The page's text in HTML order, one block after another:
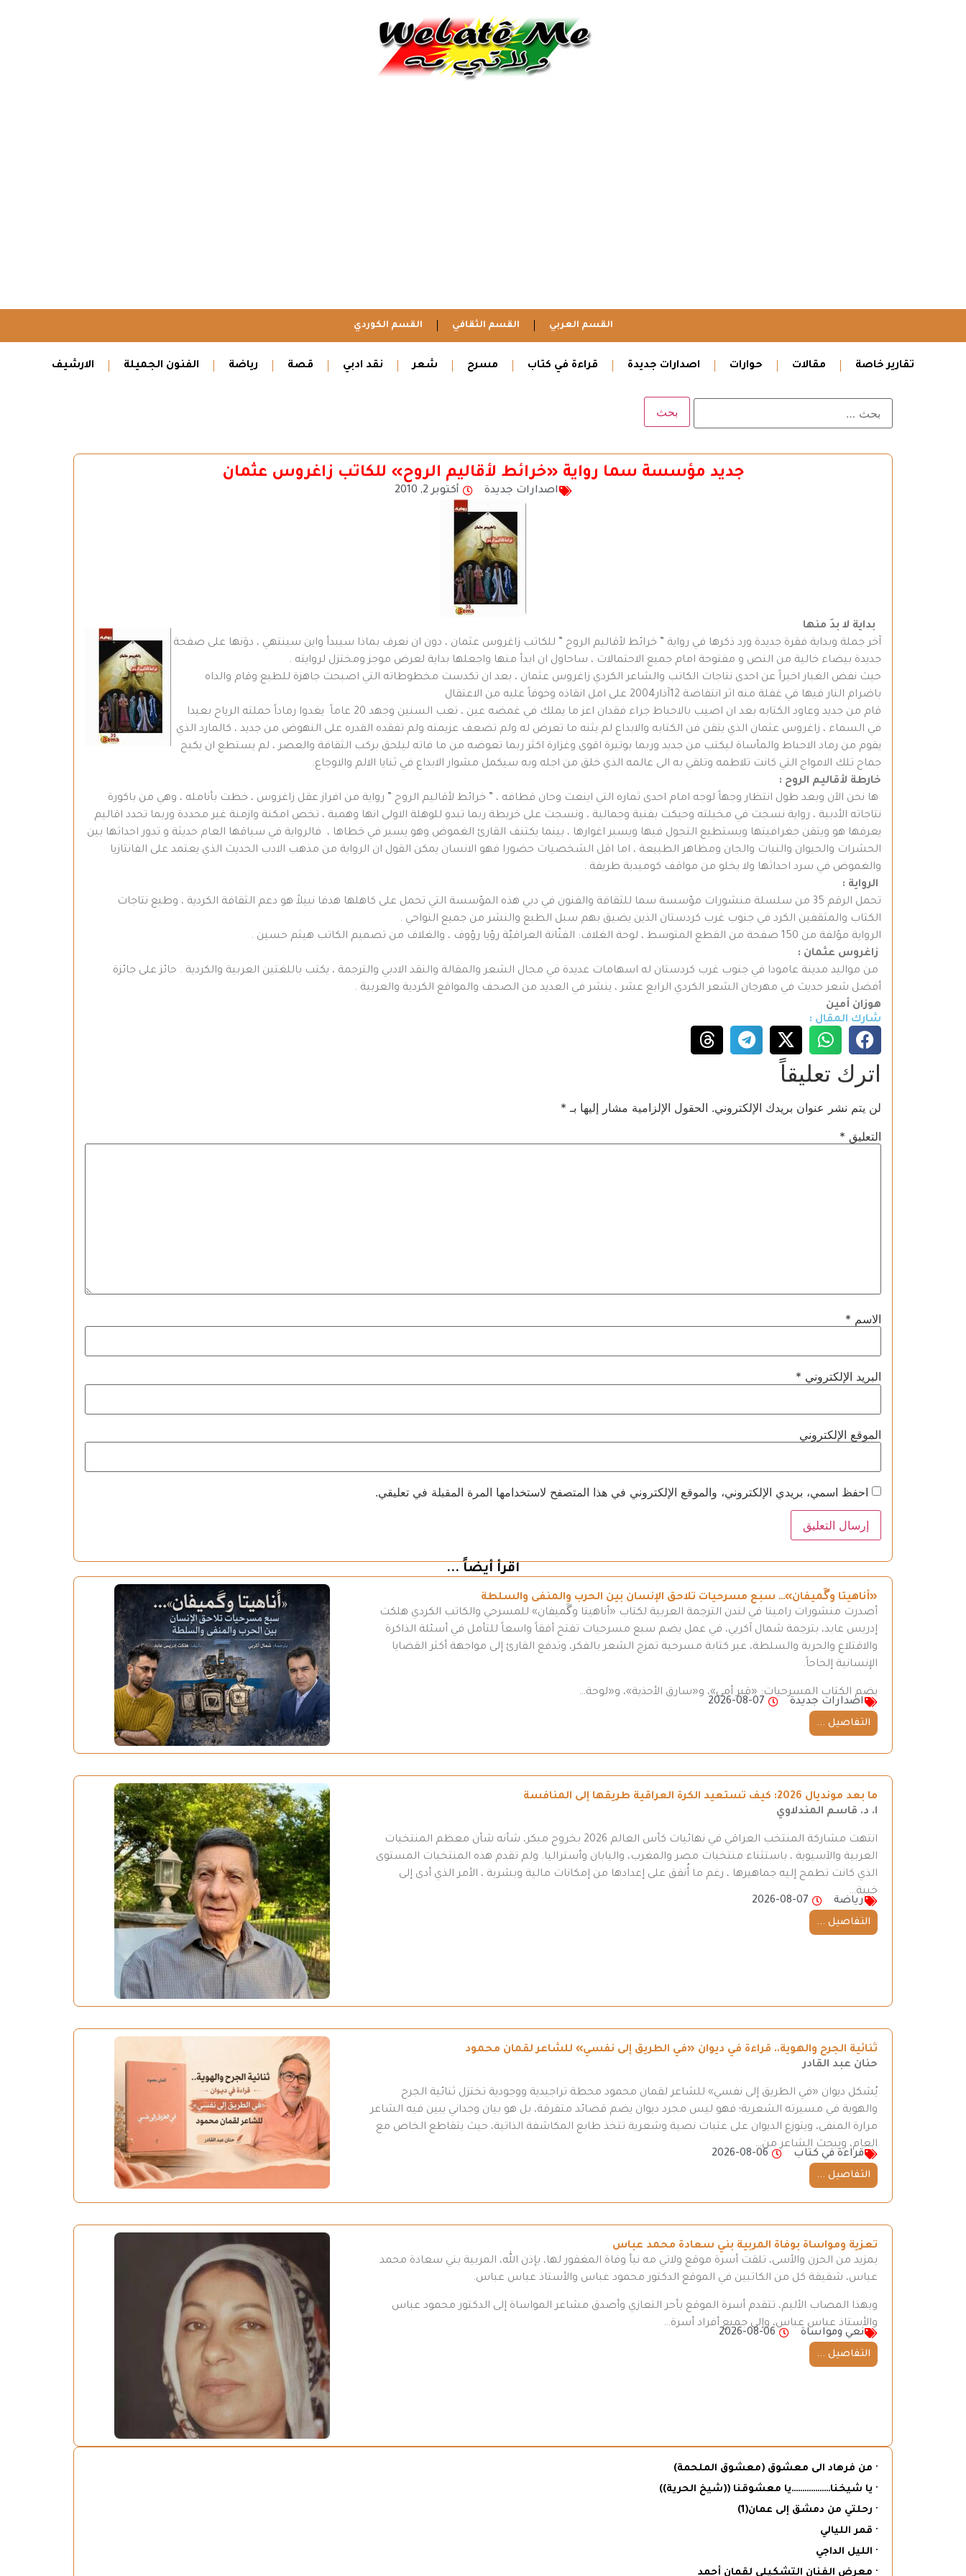
القسم العربي القسم الثقافي القسم الكوردي
تقارير خاصة مقالات حوارات اصدارات جديدة قراءة في كتاب مسرح شعر نقد ادبي قصة رياضة الفنون الجميلة الارشيف
جديد مؤسسة سما رواية «خرائط لأقاليم الروح» للكاتب زاغروس عثمان
اصدارات جديدة أكتوبر 2, 2010
بداية لا بدَ منها
آخر جملة وبداية فقرة جديدة ورد ذكرها في رواية ” خرائط لأقاليم الروح ” للكاتب زاغروس عثمان ، دون ان نعرف بماذا سيبدأ واين سينتهي ، دوَنها على صفحة
جديدة بيضاء خالية من النص و مفتوحة امام جميع الاحتمالات ، ساحاول ان ابدأ منها واجعلها بداية لعرض موجز ومختزل لروايته .
حيث نفض الغبار اخيراً عن احدى نتاجات الكاتب والشاعر الكردي زاغروس عثمان ، بعد ان تكدست مخطوطاته التي اصبحت جاهزة للطبع وقام والداه
باضرام النار فيها في غفلة منه اثر انتفاضة 12آذار2004 على امل انقاذه وخوفاً عليه من الاعتقال
قام من جديد وعاود الكتابه بعد ان اصيب بالاحباط جراء فقدان اعز ما يملك في غمضه عين ، تعب السنين وجهد 20 عاماً يغدوا رماداً حملته الرياح بعيدا
في السماء ، زاغروس عثمان الذي يتقن فن الكتابه والابداع لم يثنه ما تعرض له ولم تضعف عزيمته ولم تفقده القدره على النهوض من جديد ، كالمارد الذي
يقوم من رماد الاحباط والمأساة ليكتب من جديد وربما بوتيرة اقوى وغزارة اكثر ربما تعوضه من ما فاته ليلحق بركب الثقافة والعصر ، لم يستطع ان يكبح
جماح تلك الامواج التي كانت تلاطمه وتلقي به الى عالمه الذي خلق من اجله وبه سيكمل مشوار الابداع في ثنايا الالم والاوجاع.
خارطة لأقاليم الروح :
ها نحن الآن وبعد طول انتظار وجهاً لوجه امام احدى ثماره التي اينعت وحان قطافه ، ” خرائط لأقاليم الروح ” رواية من افراز عقل زاغروس ، خطت بأنامله ، وهي من باكورة
نتاجاته الأدبية ، رواية نسجت في مخيلته وحيكت بفنية وجمالية ، ونسجت على خريطة ربما تبدو للوهلة الاولى انها وهمية ، تخص امكنة وازمنة غير محددة وربما تحدد اقاليم
يعرفها هو ويتقن جغرافيتها ويستطيع التجول فيها ويسبر اغوارها ، بينما يكتنف القارئ الغموض وهو يسير في خطاها ، فالرواية في سياقها العام حديثة و تدور احداثها بين
الحشرات والحيوان والنبات والجان ومظاهر الطبيعة ، اما اقل الشخصيات حضورا فهو الانسان يمكن القول ان الرواية من مذهب الادب الحديث الذي يعتمد على الفانتازيا
والغموض في سرد احداثها ولا يخلو من مواقف كوميدية طريفة .
الرواية :
تحمل الرقم 35 من سلسلة منشورات مؤسسة سما للثقافة والفنون في دبي هذه المؤسسة التي تحمل على كاهلها هدفا نبيلاً هو دعم الثقافة الكردية ، وطبع نتاجات
الكتاب والمثقفين الكرد في جنوب غرب كردستان الذين يضيق بهم سبل الطبع والنشر من جميع النواحي .
الرواية مؤلفة من 150 صفحة من القطع المتوسط ، لوحة الغلاف: الفنّانة العراقيّة رؤيا رؤوف ، والغلاف من تصميم الكاتب هيثم حسين .
زاغروس عثمان :
من مواليد مدينة عامودا في جنوب غرب كردستان له اسهامات عديدة في مجال الشعر والمقالة والنقد الادبي والترجمة ، يكتب باللغتين العربية والكردية . حائز على جائزة
أفضل شعر حديث في مهرجان الشعر الكردي الرابع عشر ، ينشر في العديد من الصحف والمواقع الكردية والعربية .
هوزان أمين
شارك المقال :
اترك تعليقاً
لن يتم نشر عنوان بريدك الإلكتروني. الحقول الإلزامية مشار إليها بـ *
التعليق *
الاسم *
البريد الإلكتروني *
الموقع الإلكتروني
احفظ اسمي، بريدي الإلكتروني، والموقع الإلكتروني في هذا المتصفح لاستخدامها المرة المقبلة في تعليقي.
اقرأ أيضاً ...
«أناهيتا وگَميفان»… سبع مسرحيات تلاحق الإنسان بين الحرب والمنفى والسلطة
أصدرت منشورات رامينا في لندن الترجمة العربية لكتاب «أناهيتا وگَميفان» للمسرحي والكاتب الكردي هلكت
إدريس عابد، بترجمة شمال آكريي، في عمل يضم سبع مسرحيات تفتح أفقاً واسعاً للتأمل في أسئلة الذاكرة
والاقتلاع والحرية والسلطة، عبر كتابة مسرحية تمزج الشعر بالفكر، وتدفع القارئ إلى مواجهة أكثر القضايا
الإنسانية إلحاحاً.
يضم الكتاب المسرحيات: «قبر أمي»، و«سارق الأحذية»، و«لوحة…
اصدارات جديدة
2026-08-07
التفاصيل ...
ما بعد مونديال 2026: كيف تستعيد الكرة العراقية طريقها إلى المنافسة
ا. د. قاسم المندلاوي
انتهت مشاركة المنتخب العراقي في نهائيات كأس العالم 2026 بخروج مبكر، شأنه شأن معظم المنتخبات
العربية والآسيوية ، باستثناء منتخبات مصر والمغرب، واليابان وأستراليا. ولم تقدم هذه المنتخبات المستوى
الذي كانت تطمح إليه جماهيرها ، رغم ما أُنفق على إعدادها من إمكانات مالية وبشرية ، الأمر الذي أدى إلى
خيبة…
رياضة
2026-08-07
التفاصيل ...
ثنائية الجرح والهوية.. قراءة في ديوان «في الطريق إلى نفسي» للشاعر لقمان محمود
حنان عبد القادر
يُشكل ديوان «في الطريق إلى نفسي» للشاعر لقمان محمود محطة تراجيدية ووجودية تختزل ثنائية الجرح
والهوية في مسيرته الشعرية؛ فهو ليس مجرد ديوان يضم قصائد متفرقة، بل هو بيان وجداني يبين فيه الشاعر
مرارة المنفى، ويتوزع الديوان على عتبات نصية وشعرية تتخذ طابع المكاشفة الذاتية، حيث يتقاطع الخاص مع
العام، ويبحث الشاعر من…
قراءة في كتاب
2026-08-06
التفاصيل ...
تعزية ومواساة بوفاة المربية بني سعادة محمد عباس
بمزيد من الحزن والأسى، تلقت أسرة موقع ولاتي مه نبأ وفاة المغفور لها، بإذن الله، المربية بني سعادة محمد
عباس، شقيقة كل من الكاتبين في الموقع الدكتور محمود عباس والأستاذ عباس عباس.
وبهذا المصاب الأليم، تتقدم أسرة الموقع بأحر التعازي وأصدق مشاعر المواساة إلى الدكتور محمود عباس
والأستاذ عباس عباس، وإلى جميع أفراد أسرة…
نعي ومواساة
2026-08-06
التفاصيل ...
· من فرهاد الى معشوق (معشوق الملحمة)
· يا شيخنا………………يا معشوقنا ((شيخ الحرية))
· رحلتي من دمشق إلى عمان(1)
· قمر الليالي
· الليل الداجي
· معرض الفنان التشكيلي لقمان أحمد